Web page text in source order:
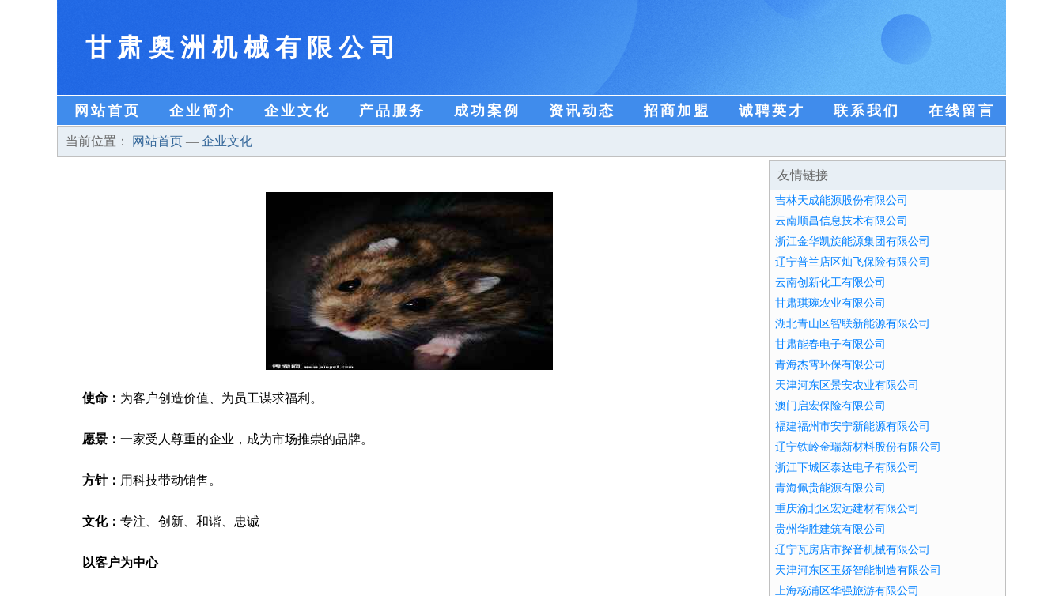
甘肃奥洲机械有限公司
网站首页 企业简介 企业文化 产品服务 成功案例 资讯动态 招商加盟 诚聘英才 联系我们 在线留言
当前位置： 网站首页 — 企业文化
使命： 为客户创造价值、为员工谋求福利。
愿景： 一家受人尊重的企业，成为市场推崇的品牌。
方针： 用科技带动销售。
文化： 专注、创新、和谐、忠诚
以客户为中心
友情链接
吉林天成能源股份有限公司
云南顺昌信息技术有限公司
浙江金华凯旋能源集团有限公司
辽宁普兰店区灿飞保险有限公司
云南创新化工有限公司
甘肃琪琬农业有限公司
湖北青山区智联新能源有限公司
甘肃能春电子有限公司
青海杰霄环保有限公司
天津河东区景安农业有限公司
澳门启宏保险有限公司
福建福州市安宁新能源有限公司
辽宁铁岭金瑞新材料股份有限公司
浙江下城区泰达电子有限公司
青海佩贵能源有限公司
重庆渝北区宏远建材有限公司
贵州华胜建筑有限公司
辽宁瓦房店市探音机械有限公司
天津河东区玉娇智能制造有限公司
上海杨浦区华强旅游有限公司